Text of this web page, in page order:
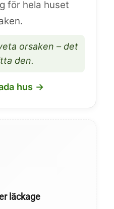
för hela huset
orsaken – det
den.
hus →
läckage